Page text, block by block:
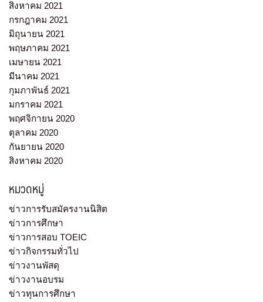
สิงหาคม 2021
กรกฎาคม 2021
มิถุนายน 2021
พฤษภาคม 2021
เมษายน 2021
มีนาคม 2021
กุมภาพันธ์ 2021
มกราคม 2021
พฤศจิกายน 2020
ตุลาคม 2020
กันยายน 2020
สิงหาคม 2020
หมวดหมู่
ข่าวการรับสมัครงานนิสิต
ข่าวการศึกษา
ข่าวการสอบ TOEIC
ข่าวกิจกรรมทั่วไป
ข่าวงานพัสดุ
ข่าวงานอบรม
ข่าวทุนการศึกษา